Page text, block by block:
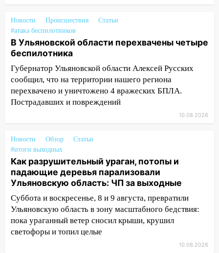
10:51
В Ульяновской области
перехвачены четыре беспилотника
10:15 Соцсети: мотоциклист врезался в
10:11 Во время атаки беспилотников в
Нижнекамске погибли люди: в
республике объявили траур
деревьев в Ульяновске
10:00 В Кузоватово ураганный ветер
повредил кровли районного дома
культуры и школы
09:20 Момент падения дерева на
машину в Ульяновске попал на видео
09:16 Утро ульяновских водителей
началось с «глухой» пробки на старом
Новости Происшествия
Статьи
#атака беспилотников
В Ульяновской области перехвачены четыре
беспилотника
Губернатор Ульяновской области Алексей Русских
сообщил, что на территории нашего региона
перехвачено и уничтожено 4 вражеских БПЛА.
Пострадавших и повреждений
10.08.2026
Новости Обзор
Статьи
#итоги выходных
Как разрушительный ураган, потопы и
падающие деревья парализовали
Ульяновскую область: ЧП за выходные
Суббота и воскресенье, 8 и 9 августа, превратили
Ульяновскую область в зону масштабного бедствия:
пока ураганный ветер сносил крыши, крушил
светофоры и топил целые
10.08.2026